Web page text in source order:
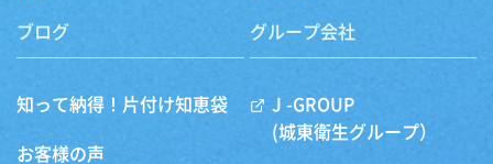
ブログ
知って納得！片付け知恵袋
お客様の声
グループ会社
J -GROUP
(城東衛生グループ）